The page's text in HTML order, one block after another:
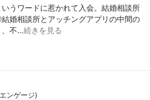
うワードに惹かれて入会。結婚相談所
婚相談所とアッチングアプリの中間の
、不…続きを見る
ンゲージ)